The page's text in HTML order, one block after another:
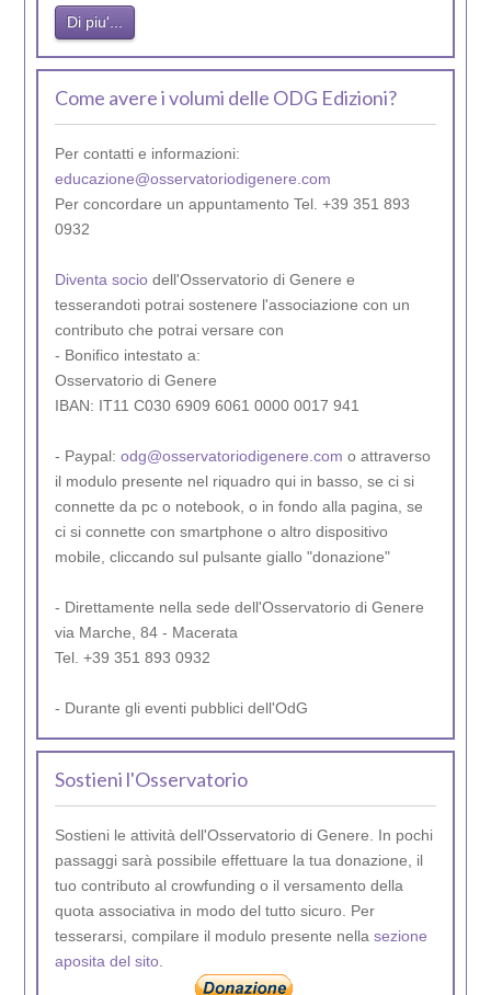
Di piu'...
Come avere i volumi delle ODG Edizioni?
Per contatti e informazioni:
educazione@osservatoriodigenere.com
Per concordare un appuntamento Tel. +39 351 893
0932
Diventa sociodell'Osservatorio di Genere e
tesserandoti potrai sostenere l'associazione con un
contributo che potrai versare con
- Bonifico intestato a:
Osservatorio di Genere
IBAN: IT11 C030 6909 6061 0000 0017 941
- Paypal: odg@osservatoriodigenere.com o attraverso
il modulo presente nel riquadro qui in basso, se ci si
connette da pc o notebook, o in fondo alla pagina, se
ci si connette con smartphone o altro dispositivo
mobile, cliccando sul pulsante giallo "donazione"
- Direttamente nella sede dell'Osservatorio di Genere
via Marche, 84 - Macerata
Tel. +39 351 893 0932
- Durante gli eventi pubblici dell'OdG
Sostieni l'Osservatorio
Sostieni le attività dell'Osservatorio di Genere. In pochi
passaggi sarà possibile effettuare la tua donazione, il
tuo contributo al crowfunding o il versamento della
quota associativa in modo del tutto sicuro. Per
tesserarsi, compilare il modulo presente nella sezione
aposita del sito.